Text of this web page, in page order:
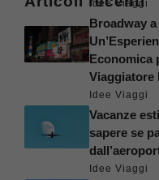
Idee Viaggi
Broadway
Economica
Viaggiatore
Idee Viaggi
Vacanze
sapere se
Idee Viaggi